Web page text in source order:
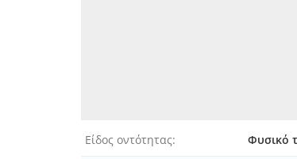
Είδος οντότητας
Φυσικό